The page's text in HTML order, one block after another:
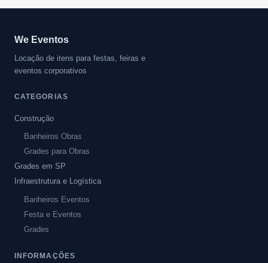
We Eventos
Locação de itens para festas, feiras e
eventos corporativos
CATEGORIAS
Construção
Banheiros Obras
Grades para Obras
Grades em SP
Infraestrutura e Logística
Banheiros Eventos
Festa e Eventos
Grades
INFORMAÇÕES